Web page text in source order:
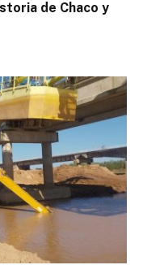
de Chaco y